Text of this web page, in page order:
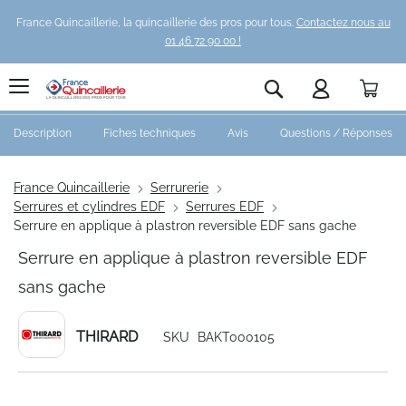
France Quincaillerie, la quincaillerie des pros pour tous. Contactez nous au
01 46 72 90 00 !
Rechercher
France Quincaillerie
Serrurerie
Serrures et cylindres EDF
Serrures EDF
Serrure en applique à plastron reversible EDF sans gache
Serrure en applique à plastron reversible EDF
sans gache
THIRARD SKU BAKT000105
Description Fiches techniques Avis Questions / Réponses